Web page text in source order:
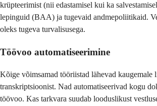
krüpteerimist (nii edastamisel kui ka
lepinguid (BAA) ja tugevaid andmepoliitikaid.
oleks tugeva turvalisusega.
Töövoo automatiseerimine
Kõige võimsamad tööriistad lähevad kaugemale
transkriptsioonist. Nad automatiseerivad kogu
töövoo. Kas tarkvara suudab looduslikust